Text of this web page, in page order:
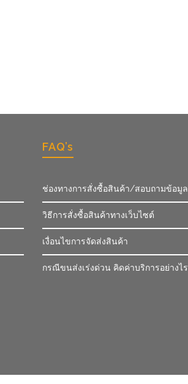
FAQ’s
ช่องทางการสั่งซื้อสินค้า/สอบถามข้อมูล
วิธีการสั่งซื้อสินค้าทางเว็บไซต์
เงื่อนไขการจัดส่งสินค้า
กรณีขนส่งเร่งด่วน คิดค่าบริการอย่างไร